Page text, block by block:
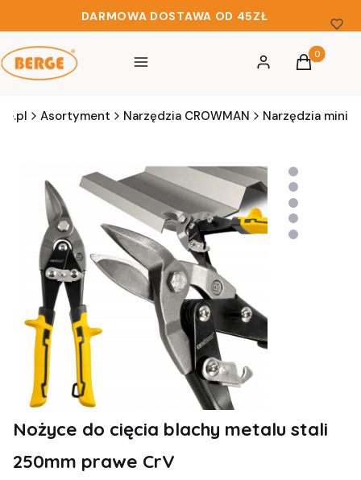
DARMOWA DOSTAWA OD 45ZŁ
Menu Zaloguj sięProdukty
Koszyk
Asortyment Narzędzia CROWMAN Narzędzia mini
Nożyce do cięcia blachy metalu stali
250mm prawe CrV